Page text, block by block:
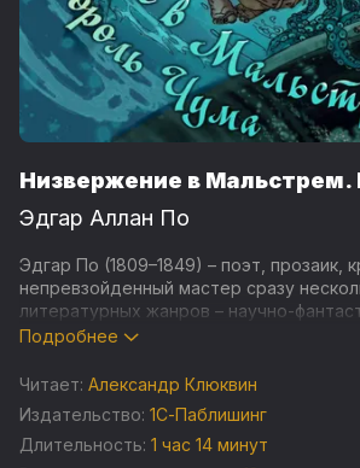
Низвержение в Мальстрем.
Эдгар Аллан По
Эдгар По (1809–1849) – поэт, прозаик,
непревзойденный мастер сразу
литературных жанров – научно-
приключенческого, детективного,
Новелла Низвержение в Мальстрем –
история о человеке, побывавшем в
пучине водоворота Мальстрем. «…Без
тому назад со мной случилось
Подробнее
Читает: Александр Клюквин
Издательство: 1С-Паблишинг
Длительность: 1 час 14 минут